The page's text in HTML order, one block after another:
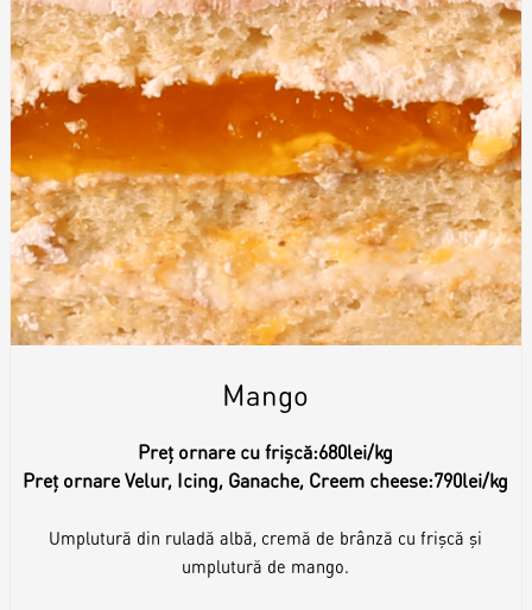
Mango
Preț ornare cu frișcă:680lei/kg
Preț ornare Velur, Icing, Ganache, Creem cheese:790lei/kg
Umplutură din ruladă albă, cremă de brânză cu frişcă şi
umplutură de mango.